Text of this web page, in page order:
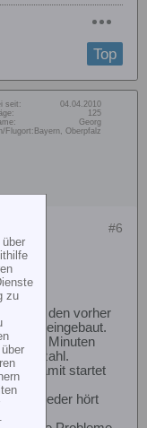
Top
seit:
04.04.2010
125
Georg
Flugort: Bayern, Oberpfalz
#6
ESP
den vorher
eingebaut.
nach 4 Minuten
Drehzahl.
und damit startet
und wieder hört
zu